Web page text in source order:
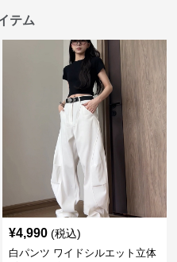
テム
¥4,990 (税込)
白パンツ ワイドシルエット立体